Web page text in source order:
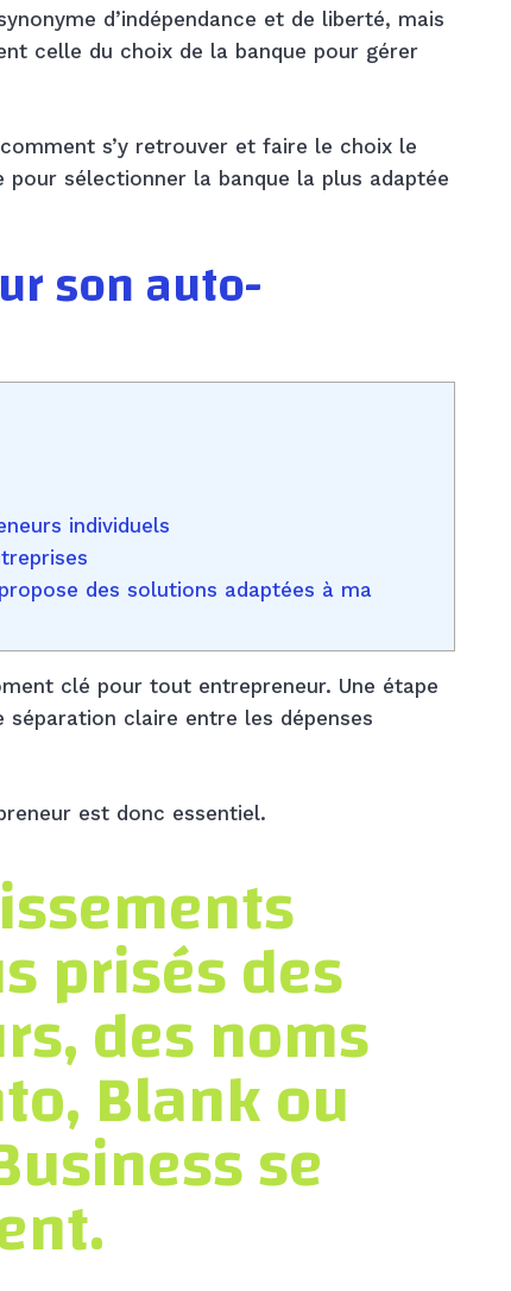
d’indépendance et de liberté, mais
celle du choix de la banque pour gérer
s’y retrouver et faire le choix le
sélectionner la banque la plus adaptée
son auto-
individuels
des solutions adaptées à ma
clé pour tout entrepreneur. Une étape
claire entre les dépenses
est donc essentiel.
prisés des
des noms
Blank ou
se